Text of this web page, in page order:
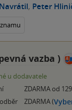
, Peter
vazba )
u dodavatele
ZDARMA od
ZDARMA (